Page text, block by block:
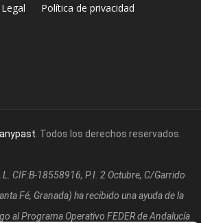
Política de privacidad
. Todos los derechos reservados.
CIF:B-18558916, P.I. 2 Octubre, C/Garrido
Fé, Granada) ha recibido una ayuda de la
al Programa Operativo FEDER de Andalucía